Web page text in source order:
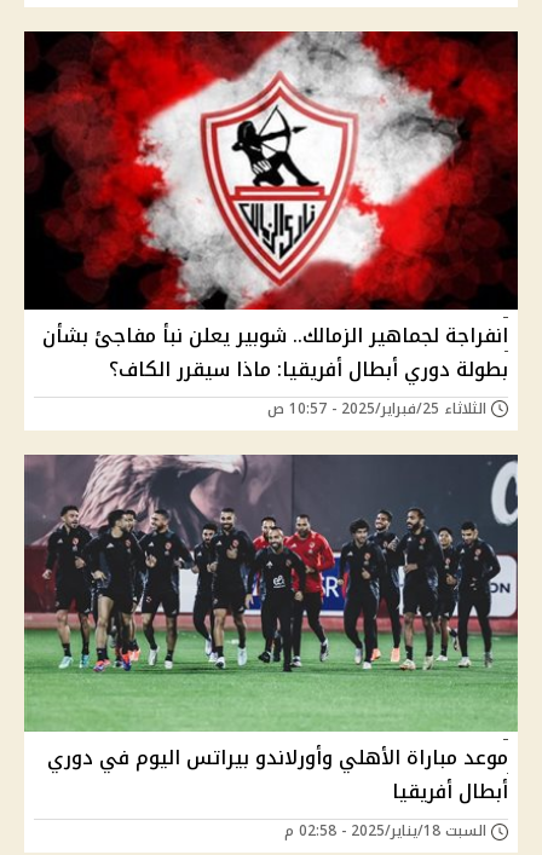
انفراجة لجماهير الزمالك.. شوبير يعلن نبأ مفاجئ بشأن
بطولة دوري أبطال أفريقيا: ماذا سيقرر الكاف؟
الثلاثاء 25/فبراير/2025 - 10:57 ص
موعد مباراة الأهلي وأورلاندو بيراتس اليوم في دوري
أبطال أفريقيا
السبت 18/يناير/2025 - 02:58 م